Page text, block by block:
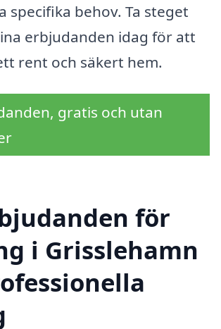
specifika behov. Ta steget
erbjudanden idag för att
rent och säkert hem.
gratis och utan
för
i Grisslehamn